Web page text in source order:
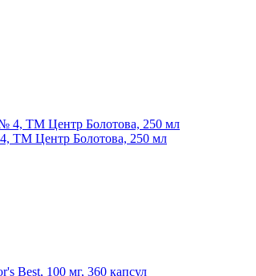
ТМ Центр Болотова, 250 мл